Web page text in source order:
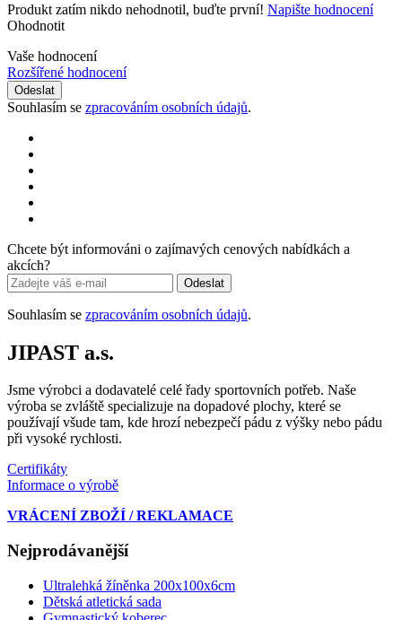
Produkt zatím nikdo nehodnotil, buďte první! Napište hodnocení
Ohodnotit
Vaše hodnocení
Rozšířené hodnocení
Odeslat
Souhlasím se zpracováním osobních údajů.
Chcete být informováni o zajímavých cenových nabídkách a
akcích?
Odeslat
Souhlasím se zpracováním osobních údajů.
JIPAST a.s.
Jsme výrobci a dodavatelé celé řady sportovních potřeb. Naše
výroba se zvláště specializuje na dopadové plochy, které se
používají všude tam, kde hrozí nebezpečí pádu z výšky nebo pádu
při vysoké rychlosti.
Certifikáty
Informace o výrobě
VRÁCENÍ ZBOŽÍ / REKLAMACE
Nejprodávanější
Ultralehká žíněnka 200x100x6cm
Dětská atletická sada